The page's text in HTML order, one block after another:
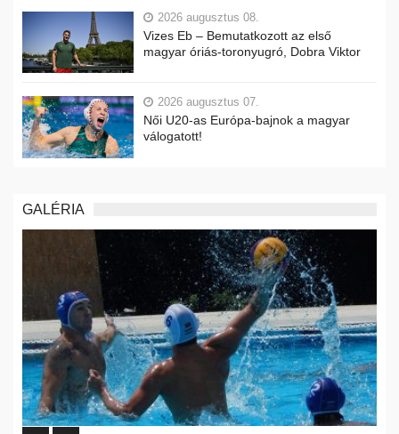
2026 augusztus 08.
Vizes Eb – Bemutatkozott az első
magyar óriás-toronyugró, Dobra Viktor
2026 augusztus 07.
Női U20-as Európa-bajnok a magyar
válogatott!
GALÉRIA